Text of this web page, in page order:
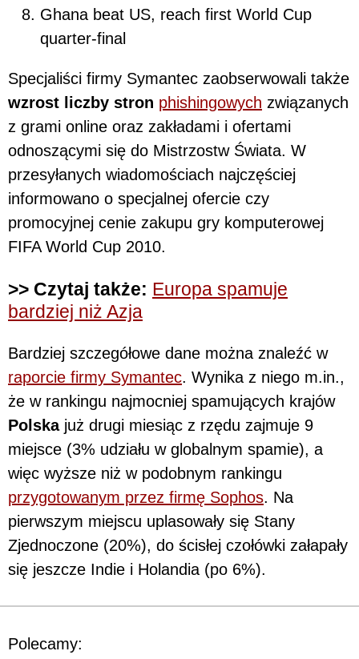
Ghana beat US, reach first World Cup
quarter-final
Specjaliści firmy Symantec zaobserwowali także
wzrost liczby stron phishingowych związanych
z grami online oraz zakładami i ofertami
odnoszącymi się do Mistrzostw Świata. W
przesyłanych wiadomościach najczęściej
informowano o specjalnej ofercie czy
promocyjnej cenie zakupu gry komputerowej
FIFA World Cup 2010.
>> Czytaj także: Europa spamuje
bardziej niż Azja
Bardziej szczegółowe dane można znaleźć w
raporcie firmy Symantec. Wynika z niego m.in.,
że w rankingu najmocniej spamujących krajów
Polskajuż drugi miesiąc z rzędu zajmuje 9
miejsce (3% udziału w globalnym spamie), a
więc wyższe niż w podobnym rankingu
przygotowanym przez firmę Sophos. Na
pierwszym miejscu uplasowały się Stany
Zjednoczone (20%), do ścisłej czołówki załapały
się jeszcze Indie i Holandia (po 6%).
Polecamy: